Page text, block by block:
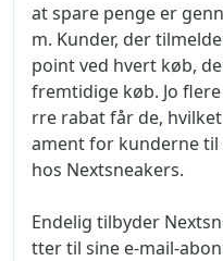
at spare penge er
m. Kunder, der
point ved hvert køb,
fremtidige køb. Jo
rre rabat får de,
ament for kunderne
hos Nextsneakers.
Endelig tilbyder
tter til sine e-mail-